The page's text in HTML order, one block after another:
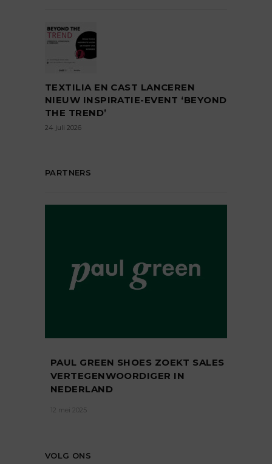
TEXTILIA EN CAST LANCEREN
NIEUW INSPIRATIE-EVENT ‘BEYOND
THE TREND’
24 juli 2026
PARTNERS
PAUL GREEN SHOES ZOEKT SALES
VERTEGENWOORDIGER IN
NEDERLAND
12 mei 2025
VOLG ONS